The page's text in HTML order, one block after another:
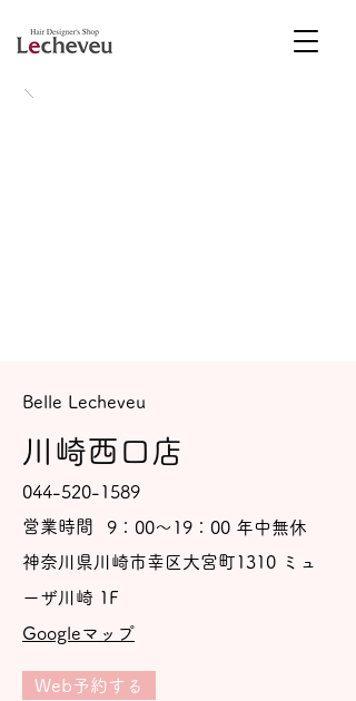
Belle Lecheveu
川崎西口店
044-520-1589
神奈川県川崎市幸区大宮町1310 ミュ
ーザ川崎 1F
営業時間 9：00～19：00 年中無休
Googleマップ
Web予約する